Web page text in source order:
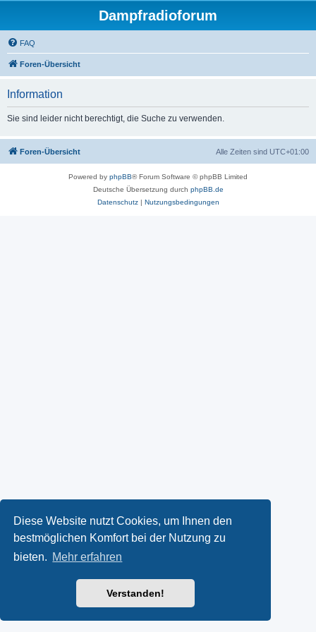
Diese Website nutzt Cookies, um Ihnen den
bestmöglichen Komfort bei der Nutzung zu
bieten. Mehr erfahren
Verstanden!
Dampfradioforum
FAQ
Foren-Übersicht
Information
Sie sind leider nicht berechtigt, die Suche zu verwenden.
Foren-Übersicht Alle Zeiten sind UTC+01:00
Powered by phpBB® Forum Software © phpBB Limited
Deutsche Übersetzung durch phpBB.de
Datenschutz| Nutzungsbedingungen